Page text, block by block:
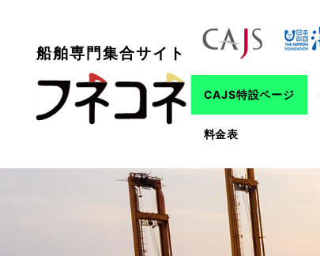
船舶専門集合サイト
CAJS特設ページ
料金表